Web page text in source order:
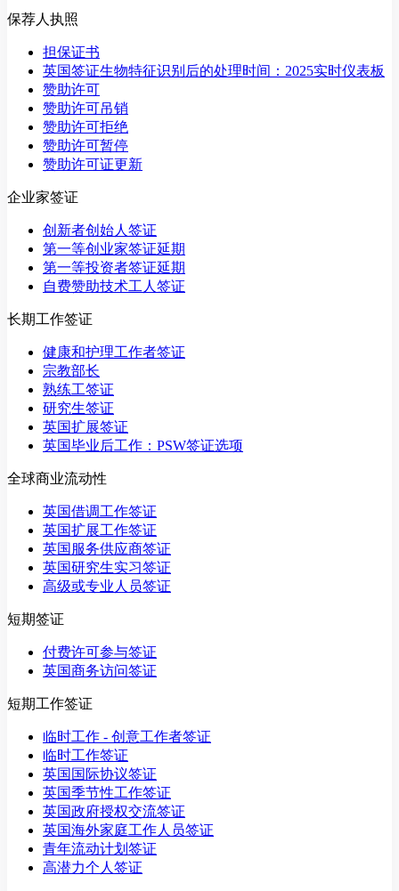
保荐人执照
担保证书
英国签证生物特征识别后的处理时间：2025实时仪表板
赞助许可
赞助许可吊销
赞助许可拒绝
赞助许可暂停
赞助许可证更新
企业家签证
创新者创始人签证
第一等创业家签证延期
第一等投资者签证延期
自费赞助技术工人签证
长期工作签证
健康和护理工作者签证
宗教部长
熟练工签证
研究生签证
英国扩展签证
英国毕业后工作：PSW签证选项
全球商业流动性
英国借调工作签证
英国扩展工作签证
英国服务供应商签证
英国研究生实习签证
高级或专业人员签证
短期签证
付费许可参与签证
英国商务访问签证
短期工作签证
临时工作 - 创意工作者签证
临时工作签证
英国国际协议签证
英国季节性工作签证
英国政府授权交流签证
英国海外家庭工作人员签证
青年流动计划签证
高潜力个人签证